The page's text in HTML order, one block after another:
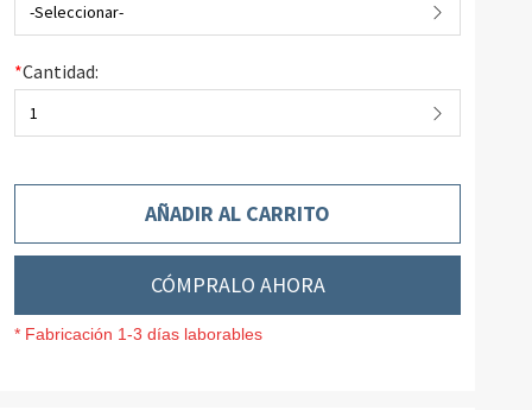
-Seleccionar-
*Cantidad:
1
AÑADIR AL CARRITO
CÓMPRALO AHORA
* Fabricación 1-3 días laborables